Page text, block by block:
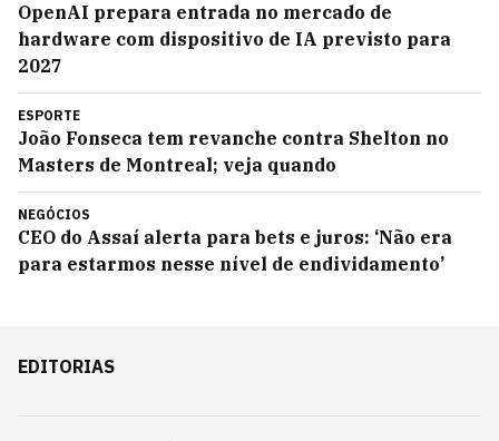
OpenAI prepara entrada no mercado de
hardware com dispositivo de IA previsto para
2027
ESPORTE
João Fonseca tem revanche contra Shelton no
Masters de Montreal; veja quando
NEGÓCIOS
CEO do Assaí alerta para bets e juros: ‘Não era
para estarmos nesse nível de endividamento’
EDITORIAS